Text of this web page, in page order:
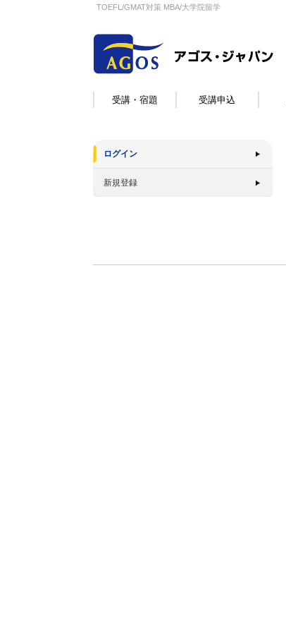
TOEFL/GMAT対策 MBA/大学院留学
受講・宿題 受講申込
ログイン
新規登録